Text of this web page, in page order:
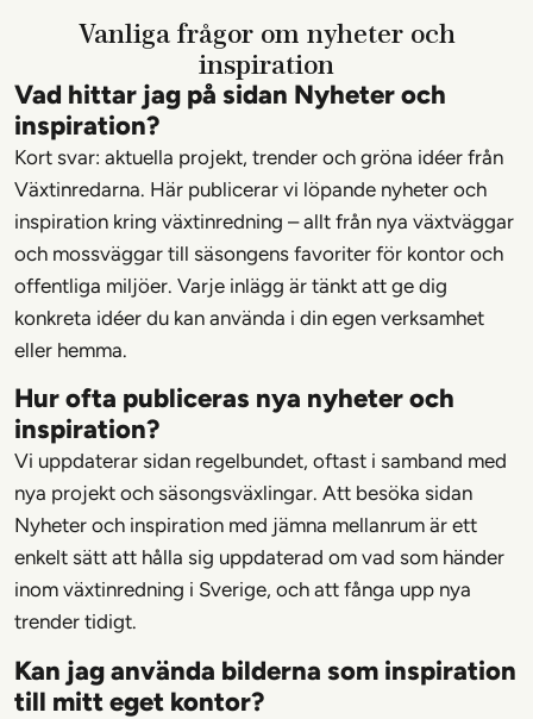
Vanliga frågor om nyheter och
inspiration
Vad hittar jag på sidan Nyheter och
inspiration?
Kort svar: aktuella projekt, trender och gröna idéer från
Växtinredarna. Här publicerar vi löpande nyheter och
inspiration kring växtinredning – allt från nya växtväggar
och mossväggar till säsongens favoriter för kontor och
offentliga miljöer. Varje inlägg är tänkt att ge dig
konkreta idéer du kan använda i din egen verksamhet
eller hemma.
Hur ofta publiceras nya nyheter och
inspiration?
Vi uppdaterar sidan regelbundet, oftast i samband med
nya projekt och säsongsväxlingar. Att besöka sidan
Nyheter och inspiration med jämna mellanrum är ett
enkelt sätt att hålla sig uppdaterad om vad som händer
inom växtinredning i Sverige, och att fånga upp nya
trender tidigt.
Kan jag använda bilderna som inspiration
till mitt eget kontor?